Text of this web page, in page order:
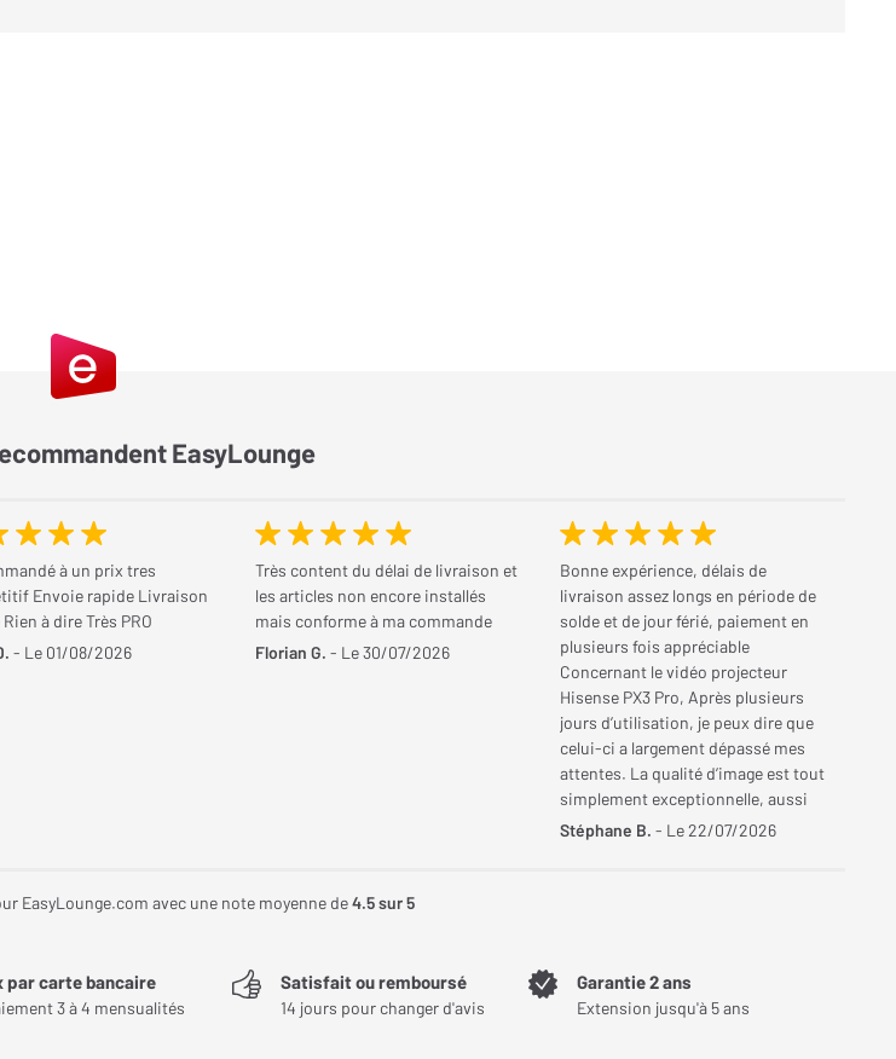
EasyLounge
à un prix tres
Envoie rapide Livraison
à dire Très PRO
- Le 01/08/2026
Très content du délai de livraison et
les articles non encore installés
mais conforme à ma commande
Florian G. - Le 30/07/2026
Bonne expérience, délais de
livraison assez longs en période de
solde et de jour férié, paiement en
plusieurs fois appréciable
Concernant le vidéo projecteur
Hisense PX3 Pro, Après plusieurs
jours d’utilisation, je peux dire que
celui-ci a largement dépassé mes
attentes. La qualité d’image est tout
simplement exceptionnelle, aussi
bien de jour que dans une pièce
passant simplement la température
des blancs de « Très chaud » à «
Stéphane B. - Le 22/07/2026
EasyLounge.com avec une note moyenne de4.5sur 5
par carte bancaire
3 à 4 mensualités
Satisfait ou remboursé
14 jours pour changer d'avis
Garantie 2 ans
Extension jusqu'à 5 ans